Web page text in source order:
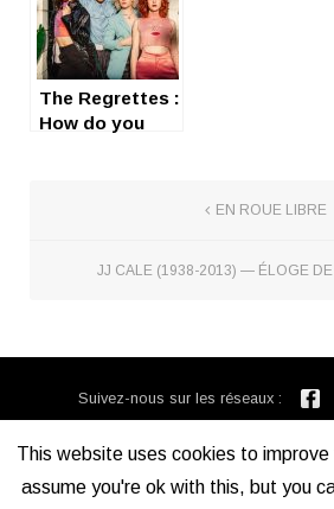
The Regrettes :
How do you
EN ROUE LIBRE
JJ CALE (1938-2013) — ÉLOGE DE
Suivez-nous sur les réseaux :
This website uses cookies to improve
assume you're ok with this, but you